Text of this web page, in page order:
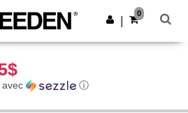
!
Obtenir l'appli
0
avec ⓘ